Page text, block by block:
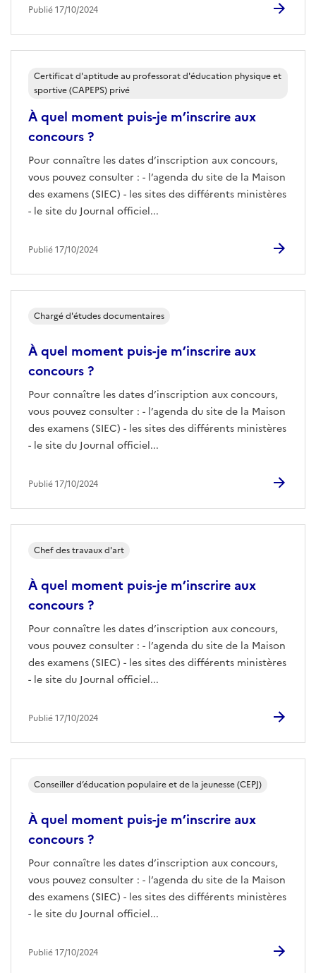
Publié 17/10/2024
À quel moment puis-je m’inscrire aux
concours ?
Pour connaître les dates d’inscription aux concours,
vous pouvez consulter : - l’agenda du site de la Maison
des examens (SIEC) - les sites des différents ministères
- le site du Journal officiel...
Certificat d'aptitude au professorat d'éducation physique et
sportive (CAPEPS) privé
Publié 17/10/2024
À quel moment puis-je m’inscrire aux
concours ?
Pour connaître les dates d’inscription aux concours,
vous pouvez consulter : - l’agenda du site de la Maison
des examens (SIEC) - les sites des différents ministères
- le site du Journal officiel...
Chargé d'études documentaires
Publié 17/10/2024
À quel moment puis-je m’inscrire aux
concours ?
Pour connaître les dates d’inscription aux concours,
vous pouvez consulter : - l’agenda du site de la Maison
des examens (SIEC) - les sites des différents ministères
- le site du Journal officiel...
Chef des travaux d'art
Publié 17/10/2024
À quel moment puis-je m’inscrire aux
concours ?
Pour connaître les dates d’inscription aux concours,
vous pouvez consulter : - l’agenda du site de la Maison
des examens (SIEC) - les sites des différents ministères
- le site du Journal officiel...
Conseiller d’éducation populaire et de la jeunesse (CEPJ)
Publié 17/10/2024